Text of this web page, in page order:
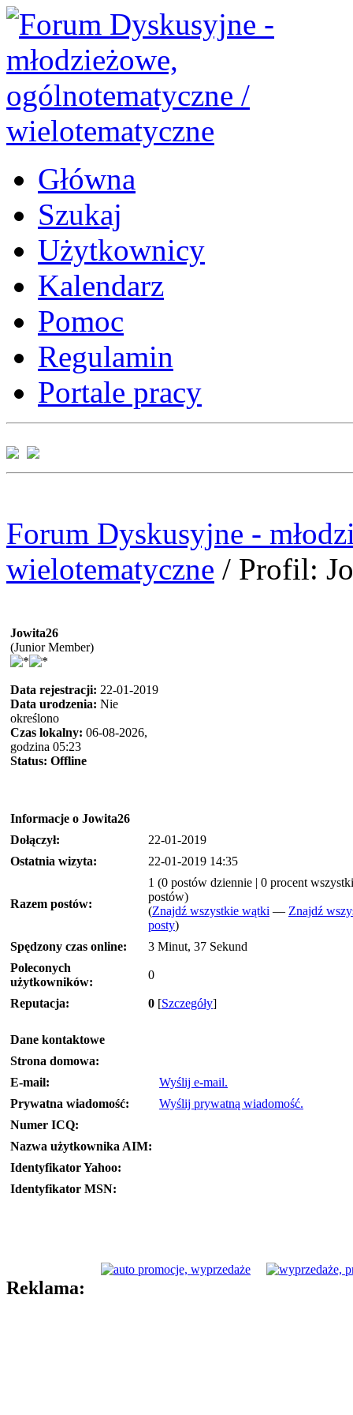
Główna
Szukaj
Użytkownicy
Kalendarz
Pomoc
Regulamin
Portale pracy
Forum Dyskusyjne -
wielotematyczne / Profil:
Jowita26
(Junior Member)
Data rejestracji: 22-01-2019
Data urodzenia: Nie
określono
Czas lokalny: 06-08-2026,
godzina 05:23
Status: Offline
Informacje o Jowita26
Dołączył:
22-01-2019
Ostatnia wizyta:
22-01-2019 14:35
Razem postów:
1 (0 postów dziennie | 0 procent
postów)
(Znajdź wszystkie wątki — Znajdź
posty)
Spędzony czas online:
3 Minut, 37 Sekund
Poleconych
użytkowników:
0
Reputacja: 0 [Szczegóły]
Dane kontaktowe
Strona domowa:
E-mail:
Wyślij e-mail.
Prywatna wiadomość:
Wyślij prywatną wiadomość.
Numer ICQ:
Nazwa użytkownika AIM:
Identyfikator Yahoo:
Identyfikator MSN:
Reklama: